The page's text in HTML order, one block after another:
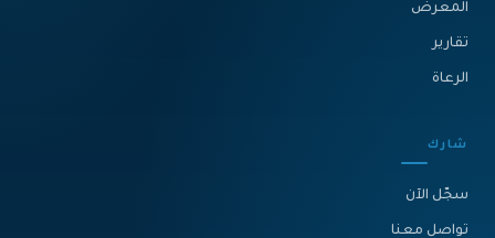
المعرض
تقارير
الرعاة
شارك
سجّل الآن
تواصل معنا